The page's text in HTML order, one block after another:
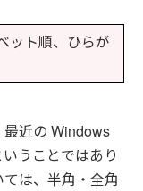
ット順、ひらが
近の Windows
うことではあり
は、半角・全角